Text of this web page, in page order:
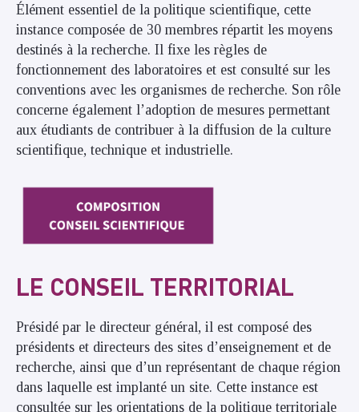
Élément essentiel de la politique scientifique, cette
instance composée de 30 membres répartit les moyens
destinés à la recherche. Il fixe les règles de
fonctionnement des laboratoires et est consulté sur les
conventions avec les organismes de recherche. Son rôle
concerne également l’adoption de mesures permettant
aux étudiants de contribuer à la diffusion de la culture
scientifique, technique et industrielle.
LE CONSEIL TERRITORIAL
Présidé par le directeur général, il est composé des
présidents et directeurs des sites d’enseignement et de
recherche, ainsi que d’un représentant de chaque région
dans laquelle est implanté un site. Cette instance est
consultée sur les orientations de la politique territoriale